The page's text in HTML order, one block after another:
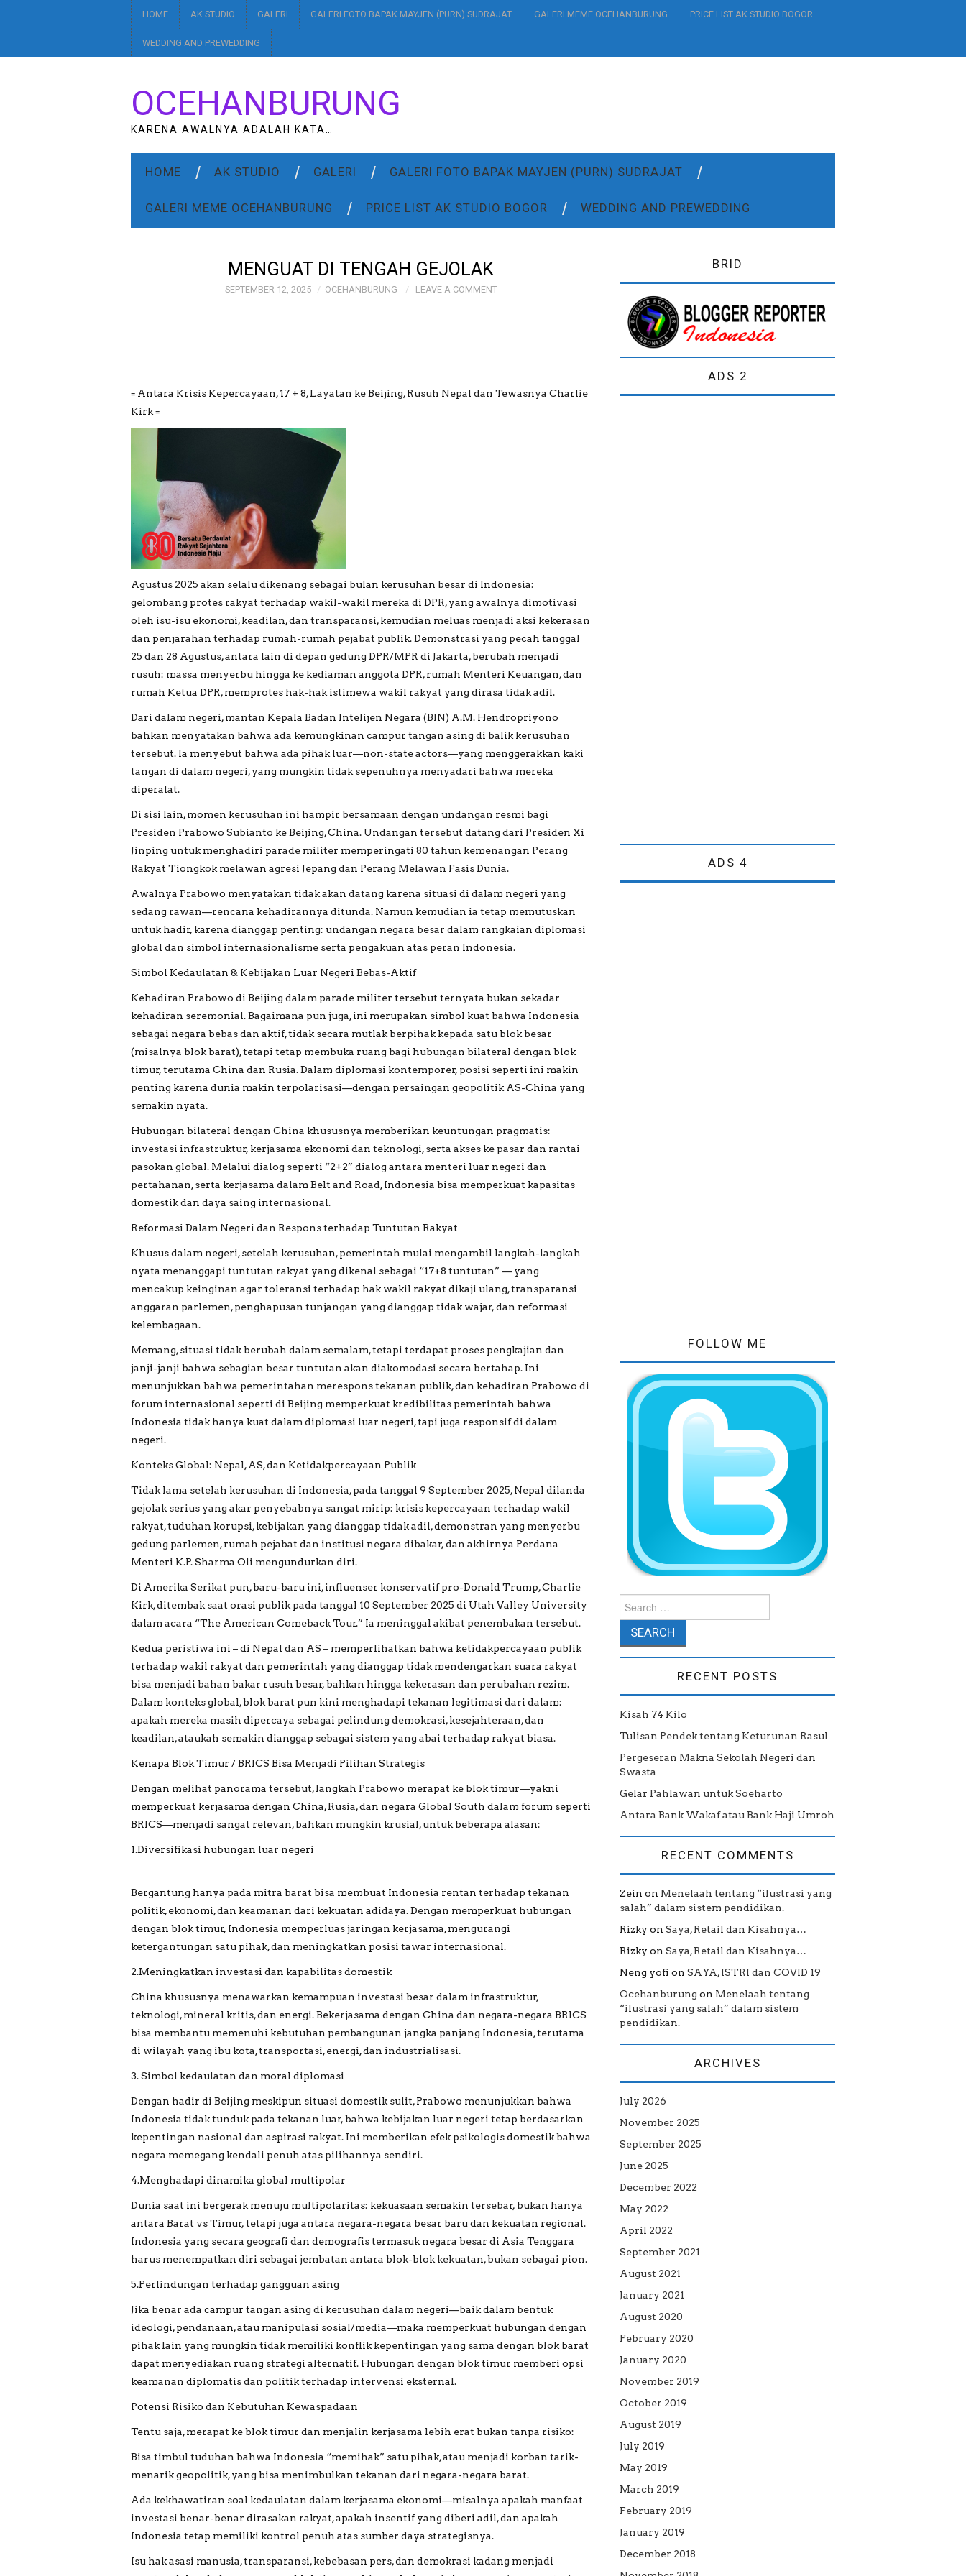
HOME AK STUDIO GALERI GALERI FOTO BAPAK MAYJEN (PURN) SUDRAJAT GALERI MEME OCEHANBURUNG PRICE LIST AK STUDIO BOGOR
WEDDING AND PREWEDDING
OCEHANBURUNG
KARENA AWALNYA ADALAH KATA…
HOME AK STUDIO GALERI GALERI FOTO BAPAK MAYJEN (PURN) SUDRAJAT
GALERI MEME OCEHANBURUNG PRICE LIST AK STUDIO BOGOR WEDDING AND PREWEDDING
MENGUAT DI TENGAH GEJOLAK
SEPTEMBER 12, 2025 OCEHANBURUNG LEAVE A COMMENT
= Antara Krisis Kepercayaan, 17 + 8, Layatan ke Beijing, Rusuh Nepal dan Tewasnya Charlie
Kirk =
Agustus 2025 akan selalu dikenang sebagai bulan kerusuhan besar di Indonesia:
gelombang protes rakyat terhadap wakil-wakil mereka di DPR, yang awalnya dimotivasi
oleh isu-isu ekonomi, keadilan, dan transparansi, kemudian meluas menjadi aksi kekerasan
dan penjarahan terhadap rumah-rumah pejabat publik. Demonstrasi yang pecah tanggal
25 dan 28 Agustus, antara lain di depan gedung DPR/MPR di Jakarta, berubah menjadi
rusuh: massa menyerbu hingga ke kediaman anggota DPR, rumah Menteri Keuangan, dan
rumah Ketua DPR, memprotes hak-hak istimewa wakil rakyat yang dirasa tidak adil.
Dari dalam negeri, mantan Kepala Badan Intelijen Negara (BIN) A.M. Hendropriyono
bahkan menyatakan bahwa ada kemungkinan campur tangan asing di balik kerusuhan
tersebut. Ia menyebut bahwa ada pihak luar—non-state actors—yang menggerakkan kaki
tangan di dalam negeri, yang mungkin tidak sepenuhnya menyadari bahwa mereka
diperalat.
Di sisi lain, momen kerusuhan ini hampir bersamaan dengan undangan resmi bagi
Presiden Prabowo Subianto ke Beijing, China. Undangan tersebut datang dari Presiden Xi
Jinping untuk menghadiri parade militer memperingati 80 tahun kemenangan Perang
Rakyat Tiongkok melawan agresi Jepang dan Perang Melawan Fasis Dunia.
Awalnya Prabowo menyatakan tidak akan datang karena situasi di dalam negeri yang
sedang rawan—rencana kehadirannya ditunda. Namun kemudian ia tetap memutuskan
untuk hadir, karena dianggap penting: undangan negara besar dalam rangkaian diplomasi
global dan simbol internasionalisme serta pengakuan atas peran Indonesia.
Simbol Kedaulatan & Kebijakan Luar Negeri Bebas-Aktif
Kehadiran Prabowo di Beijing dalam parade militer tersebut ternyata bukan sekadar
kehadiran seremonial. Bagaimana pun juga, ini merupakan simbol kuat bahwa Indonesia
sebagai negara bebas dan aktif, tidak secara mutlak berpihak kepada satu blok besar
(misalnya blok barat), tetapi tetap membuka ruang bagi hubungan bilateral dengan blok
timur, terutama China dan Rusia. Dalam diplomasi kontemporer, posisi seperti ini makin
penting karena dunia makin terpolarisasi—dengan persaingan geopolitik AS-China yang
semakin nyata.
Hubungan bilateral dengan China khususnya memberikan keuntungan pragmatis:
investasi infrastruktur, kerjasama ekonomi dan teknologi, serta akses ke pasar dan rantai
pasokan global. Melalui dialog seperti “2+2” dialog antara menteri luar negeri dan
pertahanan, serta kerjasama dalam Belt and Road, Indonesia bisa memperkuat kapasitas
domestik dan daya saing internasional.
Reformasi Dalam Negeri dan Respons terhadap Tuntutan Rakyat
Khusus dalam negeri, setelah kerusuhan, pemerintah mulai mengambil langkah-langkah
nyata menanggapi tuntutan rakyat yang dikenal sebagai “17+8 tuntutan” — yang
mencakup keinginan agar toleransi terhadap hak wakil rakyat dikaji ulang, transparansi
anggaran parlemen, penghapusan tunjangan yang dianggap tidak wajar, dan reformasi
kelembagaan.
Memang, situasi tidak berubah dalam semalam, tetapi terdapat proses pengkajian dan
janji-janji bahwa sebagian besar tuntutan akan diakomodasi secara bertahap. Ini
menunjukkan bahwa pemerintahan merespons tekanan publik, dan kehadiran Prabowo di
forum internasional seperti di Beijing memperkuat kredibilitas pemerintah bahwa
Indonesia tidak hanya kuat dalam diplomasi luar negeri, tapi juga responsif di dalam
negeri.
Konteks Global: Nepal, AS, dan Ketidakpercayaan Publik
Tidak lama setelah kerusuhan di Indonesia, pada tanggal 9 September 2025, Nepal dilanda
gejolak serius yang akar penyebabnya sangat mirip: krisis kepercayaan terhadap wakil
rakyat, tuduhan korupsi, kebijakan yang dianggap tidak adil, demonstran yang menyerbu
gedung parlemen, rumah pejabat dan institusi negara dibakar, dan akhirnya Perdana
Menteri K.P. Sharma Oli mengundurkan diri.
Di Amerika Serikat pun, baru-baru ini, influenser konservatif pro-Donald Trump, Charlie
Kirk, ditembak saat orasi publik pada tanggal 10 September 2025 di Utah Valley University
dalam acara “The American Comeback Tour.” Ia meninggal akibat penembakan tersebut.
Kedua peristiwa ini – di Nepal dan AS – memperlihatkan bahwa ketidakpercayaan publik
terhadap wakil rakyat dan pemerintah yang dianggap tidak mendengarkan suara rakyat
bisa menjadi bahan bakar rusuh besar, bahkan hingga kekerasan dan perubahan rezim.
Dalam konteks global, blok barat pun kini menghadapi tekanan legitimasi dari dalam:
apakah mereka masih dipercaya sebagai pelindung demokrasi, kesejahteraan, dan
keadilan, ataukah semakin dianggap sebagai sistem yang abai terhadap rakyat biasa.
Kenapa Blok Timur / BRICS Bisa Menjadi Pilihan Strategis
Dengan melihat panorama tersebut, langkah Prabowo merapat ke blok timur—yakni
memperkuat kerjasama dengan China, Rusia, dan negara Global South dalam forum seperti
BRICS—menjadi sangat relevan, bahkan mungkin krusial, untuk beberapa alasan:
1.Diversifikasi hubungan luar negeri
Bergantung hanya pada mitra barat bisa membuat Indonesia rentan terhadap tekanan
politik, ekonomi, dan keamanan dari kekuatan adidaya. Dengan memperkuat hubungan
dengan blok timur, Indonesia memperluas jaringan kerjasama, mengurangi
ketergantungan satu pihak, dan meningkatkan posisi tawar internasional.
2.Meningkatkan investasi dan kapabilitas domestik
China khususnya menawarkan kemampuan investasi besar dalam infrastruktur,
teknologi, mineral kritis, dan energi. Bekerjasama dengan China dan negara-negara BRICS
bisa membantu memenuhi kebutuhan pembangunan jangka panjang Indonesia, terutama
di wilayah yang ibu kota, transportasi, energi, dan industrialisasi.
3. Simbol kedaulatan dan moral diplomasi
Dengan hadir di Beijing meskipun situasi domestik sulit, Prabowo menunjukkan bahwa
Indonesia tidak tunduk pada tekanan luar, bahwa kebijakan luar negeri tetap berdasarkan
kepentingan nasional dan aspirasi rakyat. Ini memberikan efek psikologis domestik bahwa
negara memegang kendali penuh atas pilihannya sendiri.
4.Menghadapi dinamika global multipolar
Dunia saat ini bergerak menuju multipolaritas: kekuasaan semakin tersebar, bukan hanya
antara Barat vs Timur, tetapi juga antara negara-negara besar baru dan kekuatan regional.
Indonesia yang secara geografi dan demografis termasuk negara besar di Asia Tenggara
harus menempatkan diri sebagai jembatan antara blok-blok kekuatan, bukan sebagai pion.
5.Perlindungan terhadap gangguan asing
Jika benar ada campur tangan asing di kerusuhan dalam negeri—baik dalam bentuk
ideologi, pendanaan, atau manipulasi sosial/media—maka memperkuat hubungan dengan
pihak lain yang mungkin tidak memiliki konflik kepentingan yang sama dengan blok barat
dapat menyediakan ruang strategi alternatif. Hubungan dengan blok timur memberi opsi
keamanan diplomatis dan politik terhadap intervensi eksternal.
Potensi Risiko dan Kebutuhan Kewaspadaan
Tentu saja, merapat ke blok timur dan menjalin kerjasama lebih erat bukan tanpa risiko:
Bisa timbul tuduhan bahwa Indonesia “memihak” satu pihak, atau menjadi korban tarik-
menarik geopolitik, yang bisa menimbulkan tekanan dari negara-negara barat.
Ada kekhawatiran soal kedaulatan dalam kerjasama ekonomi—misalnya apakah manfaat
investasi benar-benar dirasakan rakyat, apakah insentif yang diberi adil, dan apakah
Indonesia tetap memiliki kontrol penuh atas sumber daya strategisnya.
Isu hak asasi manusia, transparansi, kebebasan pers, dan demokrasi kadang menjadi
BRID
ADS 2
ADS 4
FOLLOW ME
Search for:
RECENT POSTS
Kisah 74 Kilo
Tulisan Pendek tentang Keturunan Rasul
Pergeseran Makna Sekolah Negeri dan
Swasta
Gelar Pahlawan untuk Soeharto
Antara Bank Wakaf atau Bank Haji Umroh
RECENT COMMENTS
Zein on Menelaah tentang “ilustrasi yang
salah” dalam sistem pendidikan.
Rizky on Saya, Retail dan Kisahnya…
Rizky on Saya, Retail dan Kisahnya…
Neng yofi on SAYA, ISTRI dan COVID 19
Ocehanburung on Menelaah tentang
“ilustrasi yang salah” dalam sistem
pendidikan.
ARCHIVES
July 2026
November 2025
September 2025
June 2025
December 2022
May 2022
April 2022
September 2021
August 2021
January 2021
August 2020
February 2020
January 2020
November 2019
October 2019
August 2019
July 2019
May 2019
March 2019
February 2019
January 2019
December 2018